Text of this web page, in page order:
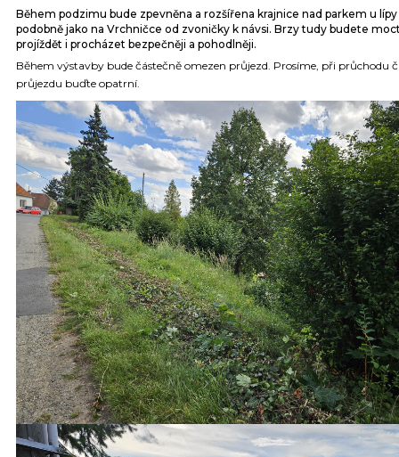
Během podzimu bude zpevněna a rozšířena krajnice nad parkem u lípy
podobně jako na Vrchničce od zvoničky k návsi. Brzy tudy budete
projíždět i procházet bezpečněji a pohodlněji.
Během výstavby bude částečně omezen průjezd. Prosíme, při průchodu
průjezdu buďte opatrní.